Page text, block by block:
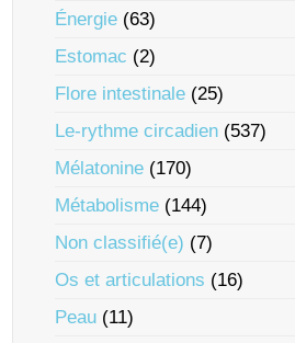
Énergie (63)
Estomac (2)
Flore intestinale (25)
Le-rythme circadien (537)
Mélatonine (170)
Métabolisme (144)
Non classifié(e) (7)
Os et articulations (16)
Peau (11)